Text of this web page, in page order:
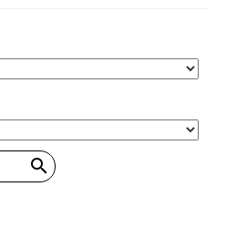
search